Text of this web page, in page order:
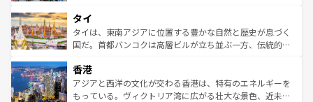
リティに包まれながら、韓国の多彩な魅力を心ゆくまで味
わってみてほしい。 なお、新着の韓国情報はコンテンツ一
覧を参照してほしい。
急速な発展と共に伝統が息づく。ハノイの古い町並みやホ
ーチミン市のフランス統治時代の建物も、独特の雰囲気を
醸し出している。また、バラエティの豊かさとおいしさで
とつ。フォーやバインミー、ベトナムコーヒーなどは、ぜ
ひ現地で味わいたい。どの地域を訪れてもあたたかい人々
が旅行者を迎えてくれるので、きっと忘れられない旅にな
タイ
タイは、東南アジアに位置する豊かな自然と歴史が息づく
国だ。首都バンコクは高層ビルが立ち並ぶ一方、伝統的な
の活気が交差している。北部ではチェンマイなどの山岳地
帯で自然と触れ合い、南部ではプーケットやクラビの美し
いビーチでリゾート気分を楽しむことができる。タイ料理
香港
アジアと西洋の文化が交わる香港は、特有のエネルギーを
もっている。ヴィクトリア湾に広がる壮大な景色、近未来